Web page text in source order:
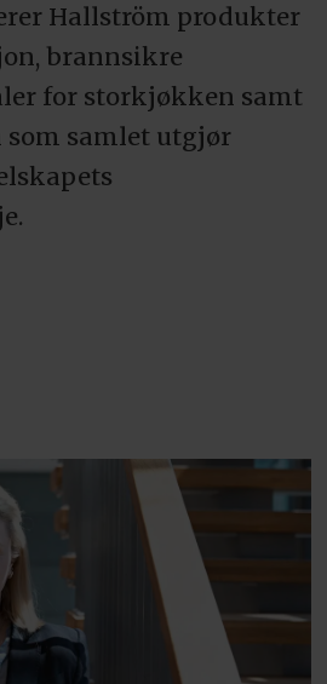
Hallström produkter
brannsikre
for storkjøkken samt
samlet utgjør